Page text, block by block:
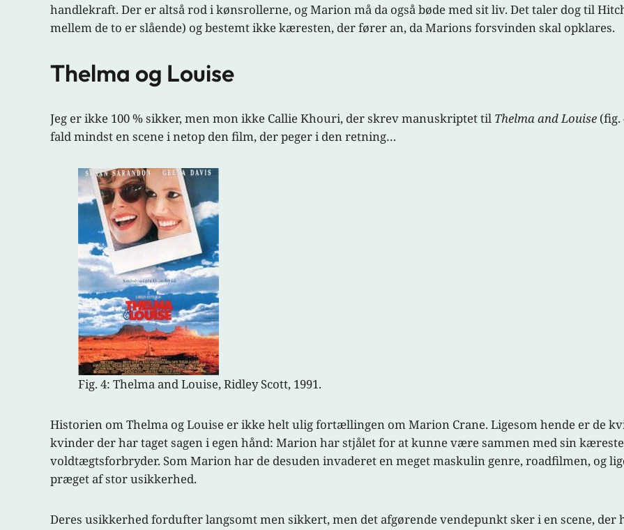
handlekraft. Der er altså rod i kønsrollerne, og Marion må da også bøde med sit liv. Det taler dog til
mellem de to er slående) og bestemt ikke kæresten, der fører an, da Marions forsvinden skal opklares.
Thelma og Louise
Jeg er ikke 100 % sikker, men mon ikke Callie Khouri, der skrev manuskriptet til Thelma and Louise
fald mindst en scene i netop den film, der peger i den retning…
Fig. 4: Thelma and Louise, Ridley Scott, 1991.
Historien om Thelma og Louise er ikke helt ulig fortællingen om Marion Crane. Ligesom hende er de
kvinder der har taget sagen i egen hånd: Marion har stjålet for at kunne være sammen med sin
voldtægtsforbryder. Som Marion har de desuden invaderet en meget maskulin genre, roadfilmen, og
præget af stor usikkerhed.
Deres usikkerhed fordufter langsomt men sikkert, men det afgørende vendepunkt sker i en scene,